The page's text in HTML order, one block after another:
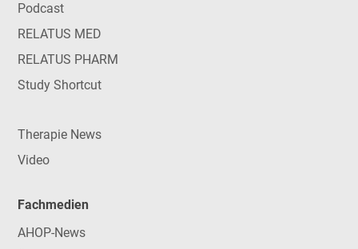
Podcast
RELATUS MED
RELATUS PHARM
Study Shortcut
Therapie News
Video
Fachmedien
AHOP-News